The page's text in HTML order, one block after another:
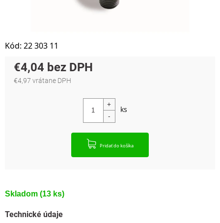
Skladom (13 ks)
€4,04
€4,97 vrátane DPH
Pridať do košíka
Kód: 22 303 11
Technické údaje